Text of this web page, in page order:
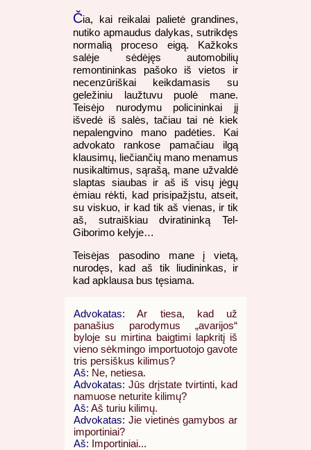
Čia, kai reikalai palietė grandines,
nutiko apmaudus dalykas, sutrikdęs
normalią proceso eigą. Kažkoks
salėje sėdėjęs automobilių
remontininkas pašoko iš vietos ir
necenzūriškai keikdamasis su
geležiniu laužtuvu puolė mane.
Teisėjo nurodymu policininkai jį
išvedė iš salės, tačiau tai nė kiek
nepalengvino mano padėties. Kai
advokato rankose pamačiau ilgą
klausimų, liečiančių mano menamus
nusikaltimus, sąrašą, mane užvaldė
slaptas siaubas ir aš iš visų jėgų
ėmiau rėkti, kad prisipažįstu, atseit,
su viskuo, ir kad tik aš vienas, ir tik
aš, sutraiškiau dviratininką Tel-
Giborimo kelyje…
Teisėjas pasodino mane į vietą,
nurodęs, kad aš tik liudininkas, ir
kad apklausa bus tęsiama.
Advokatas: Ar tiesa, kad už
panašius parodymus „avarijos“
byloje su mirtina baigtimi lapkritį iš
vieno sėkmingo importuotojo gavote
tris persiškus kilimus?
Aš: Ne, netiesa.
Advokatas: Jūs drįstate tvirtinti, kad
namuose neturite kilimų?
Aš: Aš turiu kilimų.
Advokatas: Jie vietinės gamybos ar
importiniai?
Aš: Importiniai...